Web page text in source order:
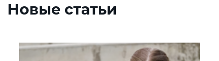
Новые статьи